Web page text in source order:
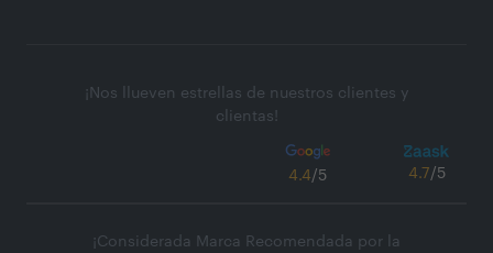
¡Nos llueven estrellas de nuestros clientes y
clientas!
4.4/5 4.7/5
¡Considerada Marca Recomendada por la